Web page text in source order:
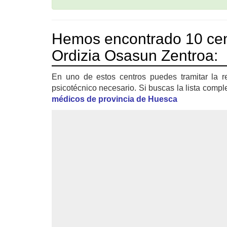
Hemos encontrado 10
Ordizia Osasun Zentroa:
En uno de estos centros puedes tramitar la
psicotécnico necesario. Si buscas la lista
médicos de provincia de Huesca